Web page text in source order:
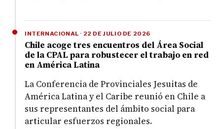
INTERNACIONAL · 22 DE JULIO DE 2026
Chile acoge tres encuentros del Área Social
de la CPAL para robustecer el trabajo en red
en América Latina
La Conferencia de Provinciales Jesuitas de
América Latina y el Caribe reunió en Chile a
sus representantes del ámbito social para
articular esfuerzos regionales.